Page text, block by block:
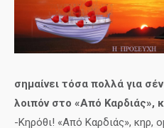
σημαίνει τόσα πολλά για
λοιπόν στο «Από Καρδιάς»,
-Κηρόθι! «Από Καρδιάς», κηρ,